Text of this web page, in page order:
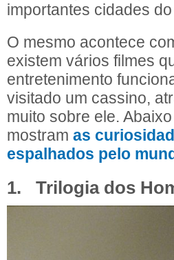
importantes cidades
O mesmo acontece
existem vários filmes
entretenimento
visitado um cassino,
muito sobre ele.
mostram as
espalhados pelo
1. Trilogia dos